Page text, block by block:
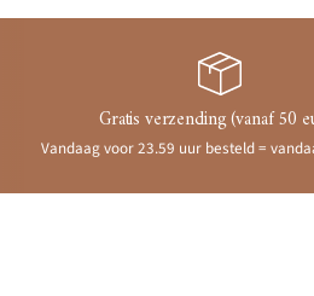
Gratis verzending (vanaf 50
Vandaag voor 23.59 uur besteld =